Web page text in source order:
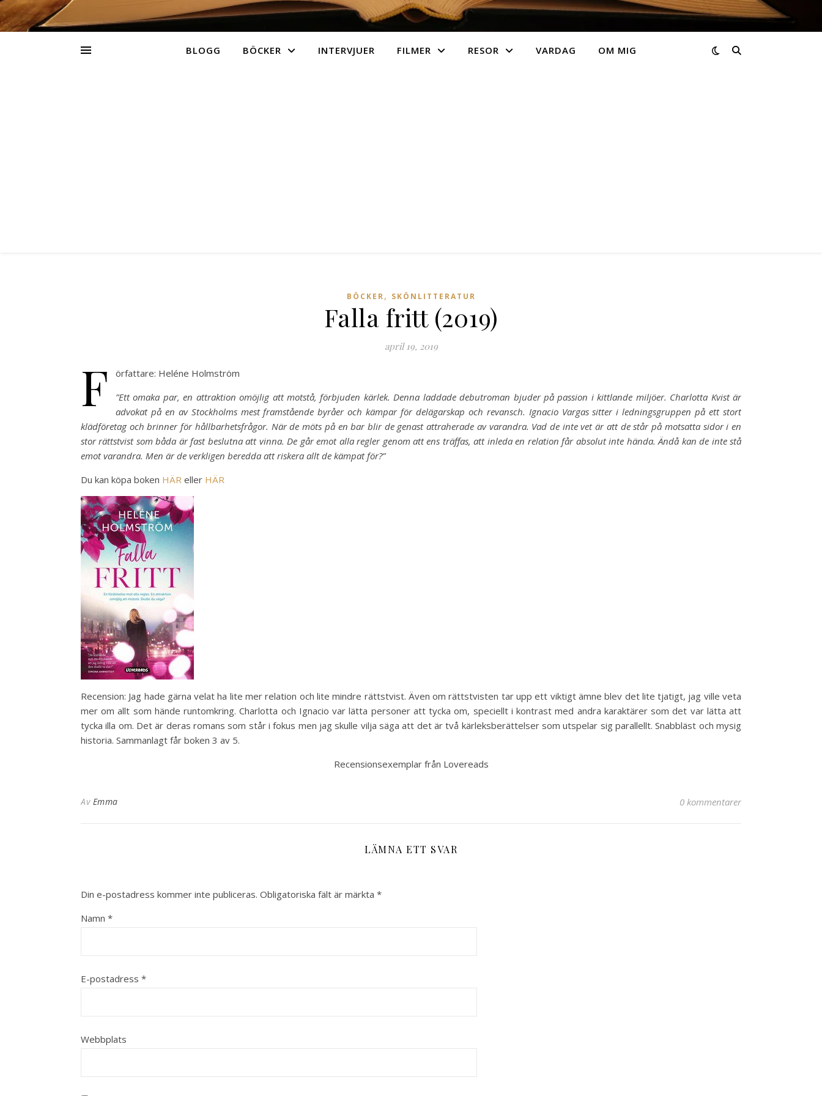
BLOGG BÖCKER INTERVJUER FILMER RESOR VARDAG OM MIG
BÖCKER, SKÖNLITTERATUR
Falla fritt (2019)
april 19, 2019
F
örfattare: Heléne Holmström
”Ett omaka par, en attraktion omöjlig att motstå, förbjuden kärlek. Denna laddade debutroman bjuder på passion i kittlande miljöer. Charlotta Kvist är
advokat på en av Stockholms mest framstående byråer och kämpar för delägarskap och revansch. Ignacio Vargas sitter i ledningsgruppen på ett stort
klädföretag och brinner för hållbarhetsfrågor. När de möts på en bar blir de genast attraherade av varandra. Vad de inte vet är att de står på motsatta sidor i en
stor rättstvist som båda är fast beslutna att vinna. De går emot alla regler genom att ens träffas, att inleda en relation får absolut inte hända. Ändå kan de inte stå
emot varandra. Men är de verkligen beredda att riskera allt de kämpat för?”
Du kan köpa boken HÄR eller HÄR
Recension: Jag hade gärna velat ha lite mer relation och lite mindre rättstvist. Även om rättstvisten tar upp ett viktigt ämne blev det lite tjatigt, jag ville veta
mer om allt som hände runtomkring. Charlotta och Ignacio var lätta personer att tycka om, speciellt i kontrast med andra karaktärer som det var lätta att
tycka illa om. Det är deras romans som står i fokus men jag skulle vilja säga att det är två kärleksberättelser som utspelar sig parallellt. Snabbläst och mysig
historia. Sammanlagt får boken 3 av 5.
Recensionsexemplar från Lovereads
Av Emma 0 kommentarer
LÄMNA ETT SVAR
Din e-postadress kommer inte publiceras. Obligatoriska fält är märkta *
Namn *
E-postadress *
Webbplats